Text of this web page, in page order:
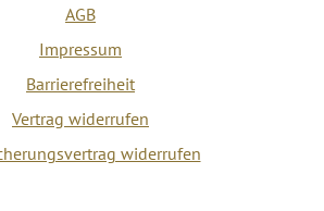
AGB
Impressum
Barrierefreiheit
Vertrag widerrufen
widerrufen